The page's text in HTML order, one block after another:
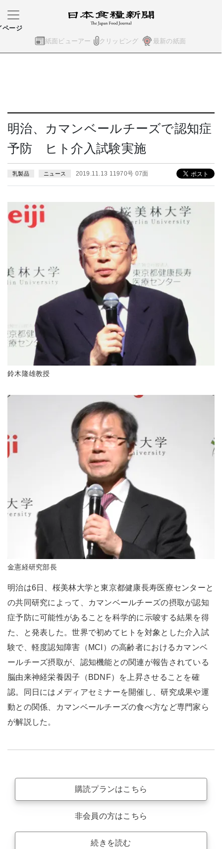
紙面ビューアー クリッピング 最新の紙面
ページ
明治、カマンベールチーズで認知症
予防 ヒト介入試験実施
乳製品 ニュース 2019.11.13 11970号 07面
鈴木隆雄教授
金憲経研究部長
明治は6日、桜美林大学と東京都健康長寿医療センターと
の共同研究によって、カマンベールチーズの摂取が認知
症予防に可能性があることを科学的に示唆する結果を得
た、と発表した。世界で初めてヒトを対象とした介入試
験で、軽度認知障害（MCI）の高齢者におけるカマンベ
ールチーズ摂取が、認知機能との関連が報告されている
脳由来神経栄養因子（BDNF）を上昇させることを確
認。同日にはメディアセミナーを開催し、研究成果や運
動との関係、カマンベールチーズの食べ方など専門家ら
が解説した。
購読プランはこちら
非会員の方はこちら
続きを読む